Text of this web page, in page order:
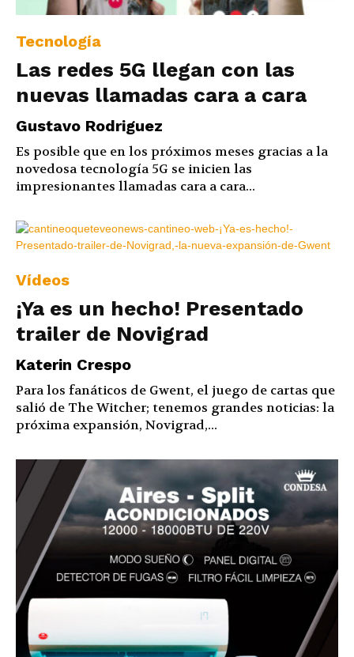
Tecnología
Las redes 5G llegan con las
nuevas llamadas cara a cara
Gustavo Rodriguez
Es posible que en los próximos meses gracias a la
novedosa tecnología 5G se inicien las
impresionantes llamadas cara a cara...
Vídeos
¡Ya es un hecho! Presentado
trailer de Novigrad
Katerin Crespo
Para los fanáticos de Gwent, el juego de cartas que
salió de The Witcher; tenemos grandes noticias: la
próxima expansión, Novigrad,...